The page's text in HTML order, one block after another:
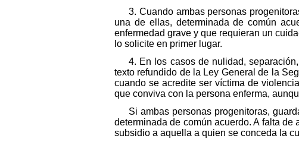
3. Cuando ambas personas
una de ellas, determinada de común
enfermedad grave y que requieran un
lo solicite en primer lugar.
4. En los casos de nulidad,
texto refundido de la Ley General de la
cuando se acredite ser víctima de
que conviva con la persona enferma,
Si ambas personas progenitoras,
determinada de común acuerdo. A falta
subsidio a aquella a quien se conceda la